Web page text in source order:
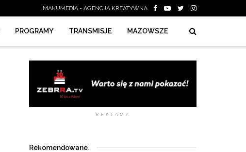
MAKUMEDIA - AGENCJA KREATYWNA
PROGRAMY TRANSMISJE MAZOWSZE
REKLAMA
Rekomendowane.